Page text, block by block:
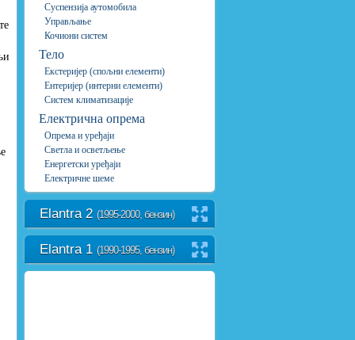
Суспензија аутомобила
Управљање
Кочиони систем
Тело
Екстеријер (спољни елементи)
Ентеријер (интерни елементи)
Систем климатизације
Електрична опрема
Опрема и уређаји
Светла и осветљење
Енергетски уређаји
Електричне шеме
Elantra 2 (1995-2000, бензин)
Elantra 1 (1990-1995, бензин)